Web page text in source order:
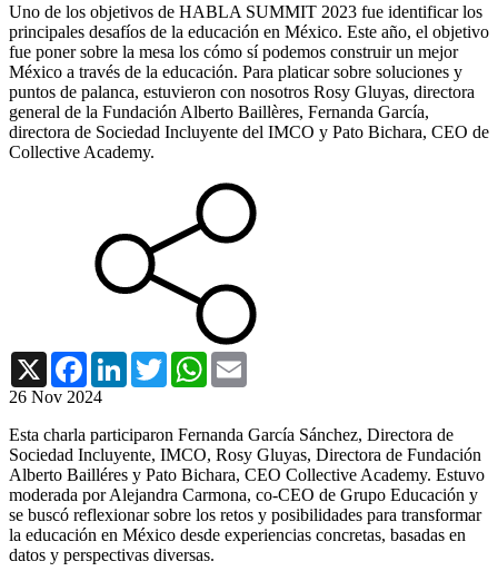
Uno de los objetivos de HABLA SUMMIT 2023 fue identificar los
principales desafíos de la educación en México. Este año, el objetivo
fue poner sobre la mesa los cómo sí podemos construir un mejor
México a través de la educación. Para platicar sobre soluciones y
puntos de palanca, estuvieron con nosotros Rosy Gluyas, directora
general de la Fundación Alberto Baillères, Fernanda García,
directora de Sociedad Incluyente del IMCO y Pato Bichara, CEO de
Collective Academy.
X FacebookLinkedInTwitterWhatsApp
26 Nov 2024
Esta charla participaron Fernanda García Sánchez, Directora de
Sociedad Incluyente, IMCO, Rosy Gluyas, Directora de Fundación
Alberto Bailléres y Pato Bichara, CEO Collective Academy. Estuvo
moderada por Alejandra Carmona, co-CEO de Grupo Educación y
se buscó reflexionar sobre los retos y posibilidades para transformar
la educación en México desde experiencias concretas, basadas en
datos y perspectivas diversas.